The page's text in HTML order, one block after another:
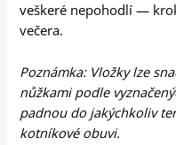
veškeré nepohodlí —
večera.
Poznámka: Vložky lze
nůžkami podle
padnou do jakýchkoliv
kotníkové obuvi.